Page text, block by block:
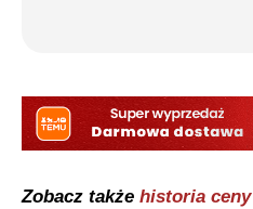
Zobacz także historia ceny